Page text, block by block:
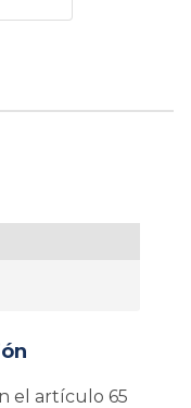
el artículo 65